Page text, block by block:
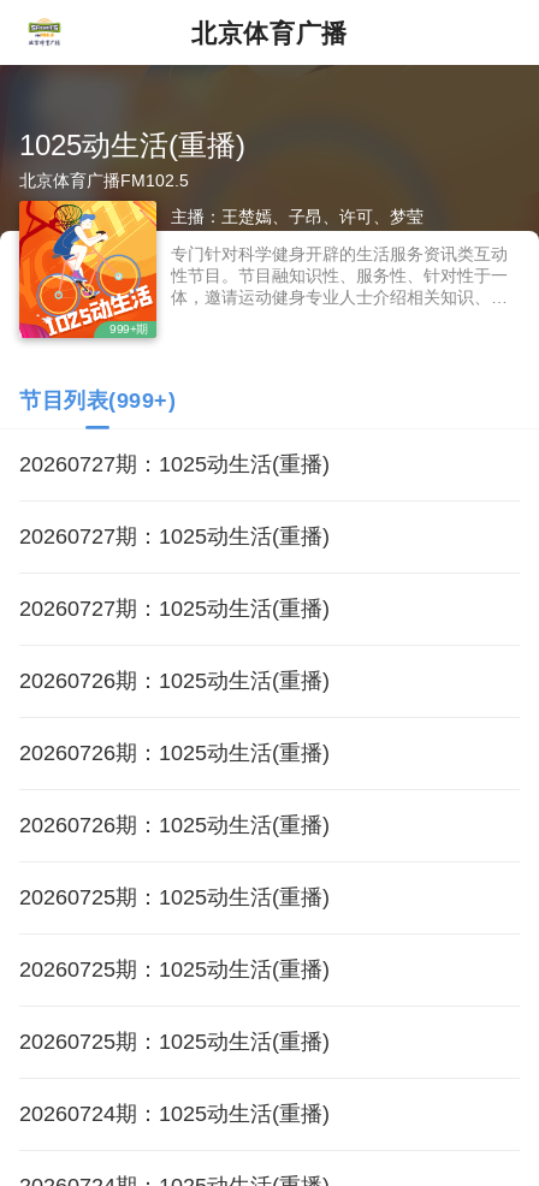
北京体育广播
1025动生活(重播)
北京体育广播FM102.5
999+期
主播：王楚嫣、子昂、许可、梦莹
专门针对科学健身开辟的生活服务资讯类互动
性节目。节目融知识性、服务性、针对性于一
体，邀请运动健身专业人士介绍相关知识、解
节目列表(999+)
20260727期：1025动生活(重播)
20260727期：1025动生活(重播)
20260727期：1025动生活(重播)
20260726期：1025动生活(重播)
20260726期：1025动生活(重播)
20260726期：1025动生活(重播)
20260725期：1025动生活(重播)
20260725期：1025动生活(重播)
20260725期：1025动生活(重播)
20260724期：1025动生活(重播)